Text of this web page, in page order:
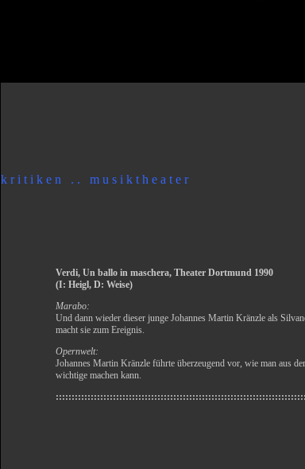
k r i t i k e n . . m u s i k t h e a t e r
Verdi, Un ballo in maschera, Theater Dortmund 1990
(I: Heigl, D: Weise)
Marabo:
Und dann wieder dieser junge Johannes Martin Kränzle als
macht sie zum Ereignis.
Opernwelt:
Johannes Martin Kränzle führte überzeugend vor, wie man aus
wichtige machen kann.